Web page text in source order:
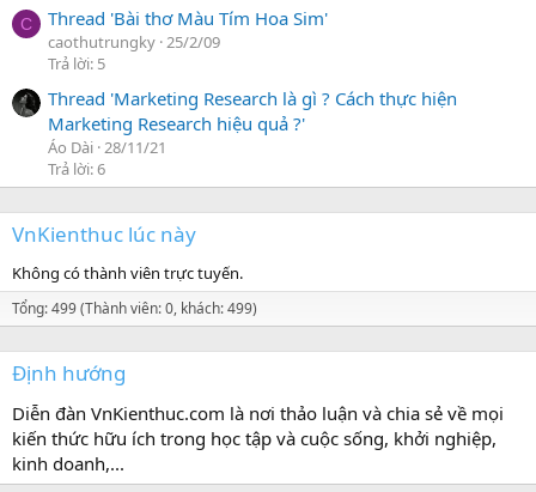
C Thread 'Bài thơ Màu Tím Hoa Sim'
caothutrungky 25/2/09
Trả lời: 5
Thread 'Marketing Research là gì ? Cách thực hiện
Marketing Research hiệu quả ?'
Áo Dài 28/11/21
Trả lời: 6
VnKienthuc lúc này
Không có thành viên trực tuyến.
Tổng: 499 (Thành viên: 0, khách: 499)
Định hướng
Diễn đàn VnKienthuc.com là nơi thảo luận và chia sẻ về mọi
kiến thức hữu ích trong học tập và cuộc sống, khởi nghiệp,
kinh doanh,...